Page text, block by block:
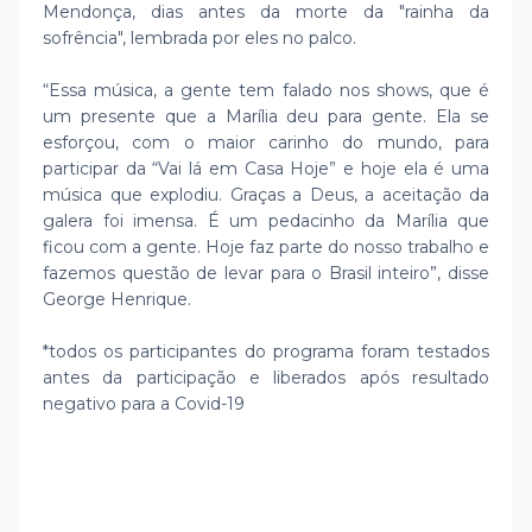
Mendonça, dias antes da morte da "rainha da
sofrência", lembrada por eles no palco.
“Essa música, a gente tem falado nos shows, que é
um presente que a Marília deu para gente. Ela se
esforçou, com o maior carinho do mundo, para
participar da “Vai lá em Casa Hoje” e hoje ela é uma
música que explodiu. Graças a Deus, a aceitação da
galera foi imensa. É um pedacinho da Marília que
ficou com a gente. Hoje faz parte do nosso trabalho e
fazemos questão de levar para o Brasil inteiro”, disse
George Henrique.
*todos os participantes do programa foram testados
antes da participação e liberados após resultado
negativo para a Covid-19